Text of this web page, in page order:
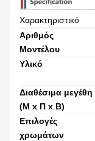
Χαρακτηριστικό
Αριθμός
Μοντέλου
Υλικό
Διαθέσιμα μεγέθη
(Μ x Π x Β)
Επιλογές
χρωμάτων